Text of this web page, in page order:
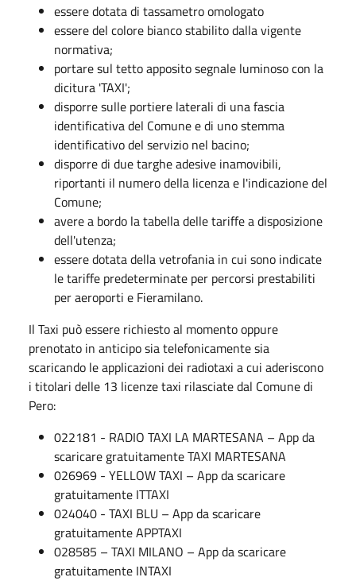
essere dotata di tassametro omologato
essere del colore bianco stabilito dalla vigente
normativa;
portare sul tetto apposito segnale luminoso con la
dicitura 'TAXI';
disporre sulle portiere laterali di una fascia
identificativa del Comune e di uno stemma
identificativo del servizio nel bacino;
disporre di due targhe adesive inamovibili,
riportanti il numero della licenza e l'indicazione del
Comune;
avere a bordo la tabella delle tariffe a disposizione
dell'utenza;
essere dotata della vetrofania in cui sono indicate
le tariffe predeterminate per percorsi prestabiliti
per aeroporti e Fieramilano.
Il Taxi può essere richiesto al momento oppure
prenotato in anticipo sia telefonicamente sia
scaricando le applicazioni dei radiotaxi a cui aderiscono
i titolari delle 13 licenze taxi rilasciate dal Comune di
Pero:
022181 - RADIO TAXI LA MARTESANA – App da
scaricare gratuitamente TAXI MARTESANA
026969 - YELLOW TAXI – App da scaricare
gratuitamente ITTAXI
024040 - TAXI BLU – App da scaricare
gratuitamente APPTAXI
028585 – TAXI MILANO – App da scaricare
gratuitamente INTAXI